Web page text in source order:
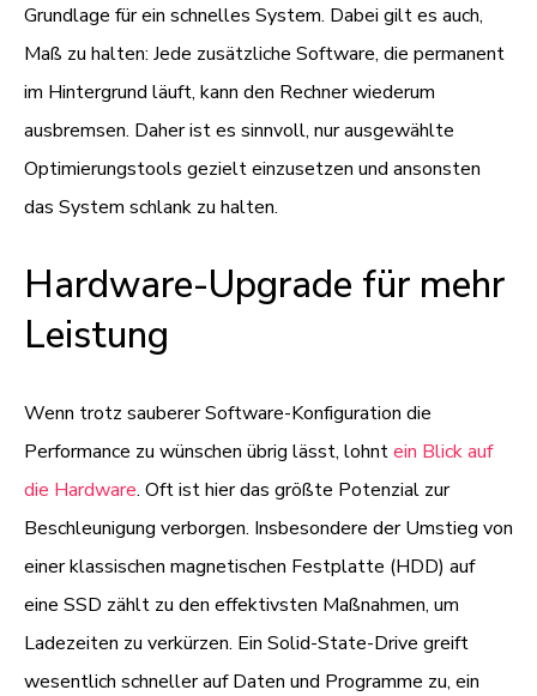
Grundlage für ein schnelles System. Dabei gilt es auch,
Maß zu halten: Jede zusätzliche Software, die permanent
im Hintergrund läuft, kann den Rechner wiederum
ausbremsen. Daher ist es sinnvoll, nur ausgewählte
Optimierungstools gezielt einzusetzen und ansonsten
das System schlank zu halten.
Hardware-Upgrade für mehr
Leistung
Wenn trotz sauberer Software-Konfiguration die
Performance zu wünschen übrig lässt, lohntein Blick auf
die Hardware. Oft ist hier das größte Potenzial zur
Beschleunigung verborgen. Insbesondere der Umstieg von
einer klassischen magnetischen Festplatte (HDD) auf
eine SSD zählt zu den effektivsten Maßnahmen, um
Ladezeiten zu verkürzen. Ein Solid-State-Drive greift
wesentlich schneller auf Daten und Programme zu, ein